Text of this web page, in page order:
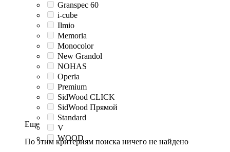
Granspec 60
i-cube
Ilmio
Memoria
Monocolor
New Grandol
NOHAS
Operia
Premium
SidWood CLICK
SidWood Прямой
Standard
V
WOOD
Еще
По этим критериям поиска ничего не найдено